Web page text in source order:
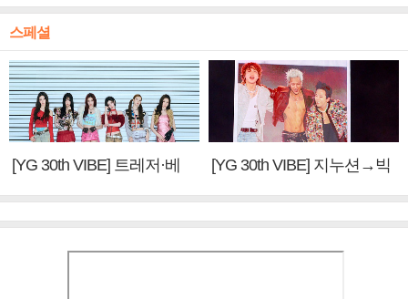
스페셜
[YG 30th VIBE] 트레저·베
[YG 30th VIBE] 지누션→빅